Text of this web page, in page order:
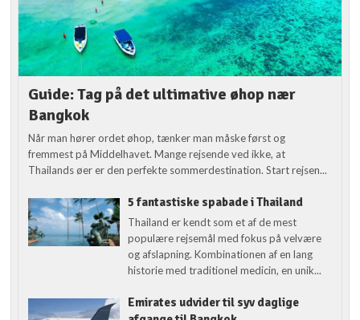
Guide: Tag på det ultimative øhop nær
Bangkok
Når man hører ordet øhop, tænker man måske først og
fremmest på Middelhavet. Mange rejsende ved ikke, at
Thailands øer er den perfekte sommerdestination. Start rejsen...
5 fantastiske spabade i Thailand
Thailand er kendt som et af de mest
populære rejsemål med fokus på velvære
og afslapning. Kombinationen af en lang
historie med traditionel medicin, en unik...
Emirates udvider til syv daglige